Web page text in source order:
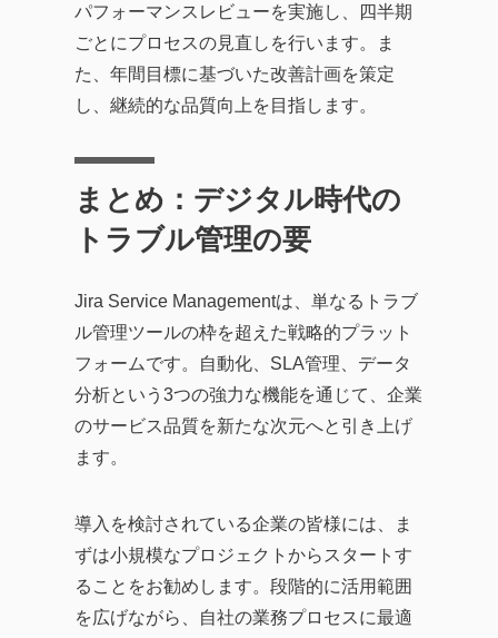
パフォーマンスレビューを実施し、四半期
ごとにプロセスの見直しを行います。ま
た、年間目標に基づいた改善計画を策定
し、継続的な品質向上を目指します。
まとめ：デジタル時代の
トラブル管理の要
Jira Service Managementは、単なるトラブ
ル管理ツールの枠を超えた戦略的プラット
フォームです。自動化、SLA管理、データ
分析という3つの強力な機能を通じて、企業
のサービス品質を新たな次元へと引き上げ
ます。
導入を検討されている企業の皆様には、ま
ずは小規模なプロジェクトからスタートす
ることをお勧めします。段階的に活用範囲
を広げながら、自社の業務プロセスに最適